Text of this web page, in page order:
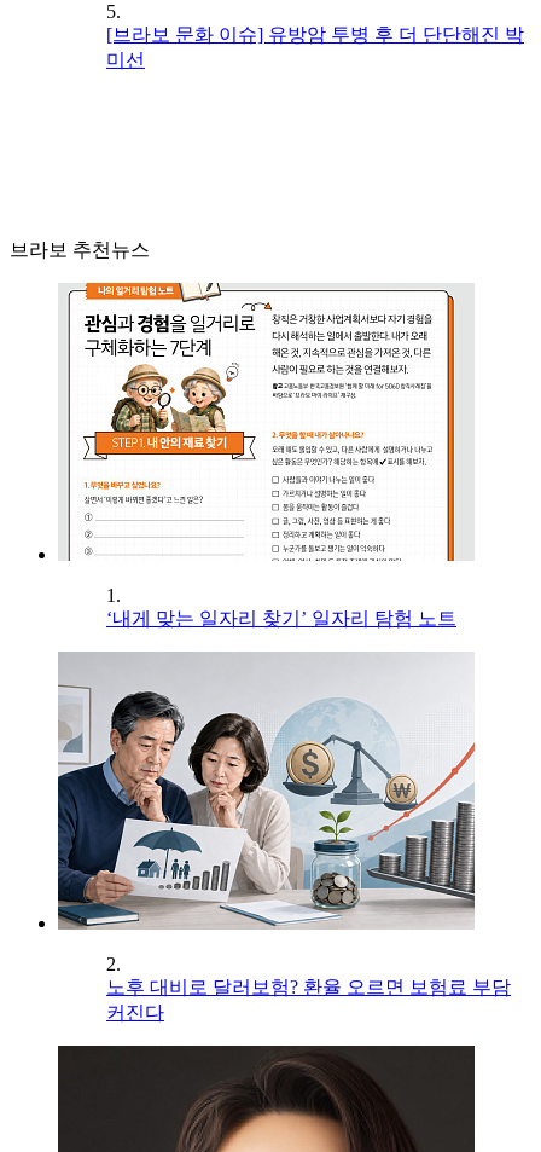
5.
[브라보 문화 이슈] 유방암 투병 후 더 단단해진 박
미선
브라보 추천뉴스
1.
‘내게 맞는 일자리 찾기’ 일자리 탐험 노트
2.
노후 대비로 달러보험? 환율 오르면 보험료 부담
커진다